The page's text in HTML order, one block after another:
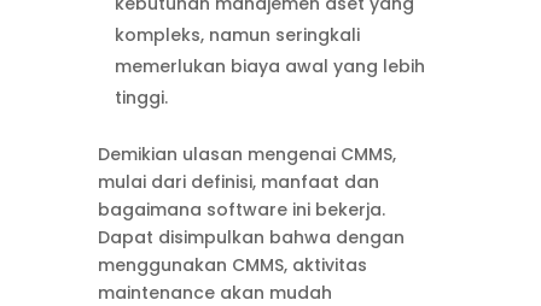
kompleks, namun seringkali
memerlukan biaya awal yang lebih
tinggi.
Demikian ulasan mengenai CMMS,
mulai dari definisi, manfaat dan
bagaimana software ini bekerja.
Dapat disimpulkan bahwa dengan
menggunakan CMMS, aktivitas
maintenance akan mudah